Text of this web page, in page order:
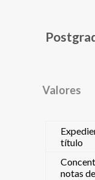
Valores
título
notas